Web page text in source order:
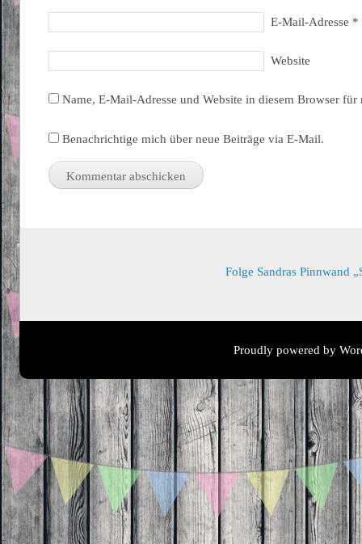
E-Mail-Adresse *
Website
Name, E-Mail-Adresse und Website in diesem Browser
Benachrichtige mich über neue Beiträge via E-Mail.
Folge Sandras Pinnwand
Proudly powered by